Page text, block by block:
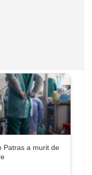
Patras a murit de